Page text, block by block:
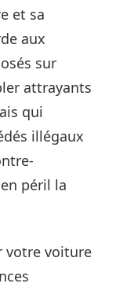
et sa
aux
sur
attrayants
qui
illégaux
péril la
votre voiture